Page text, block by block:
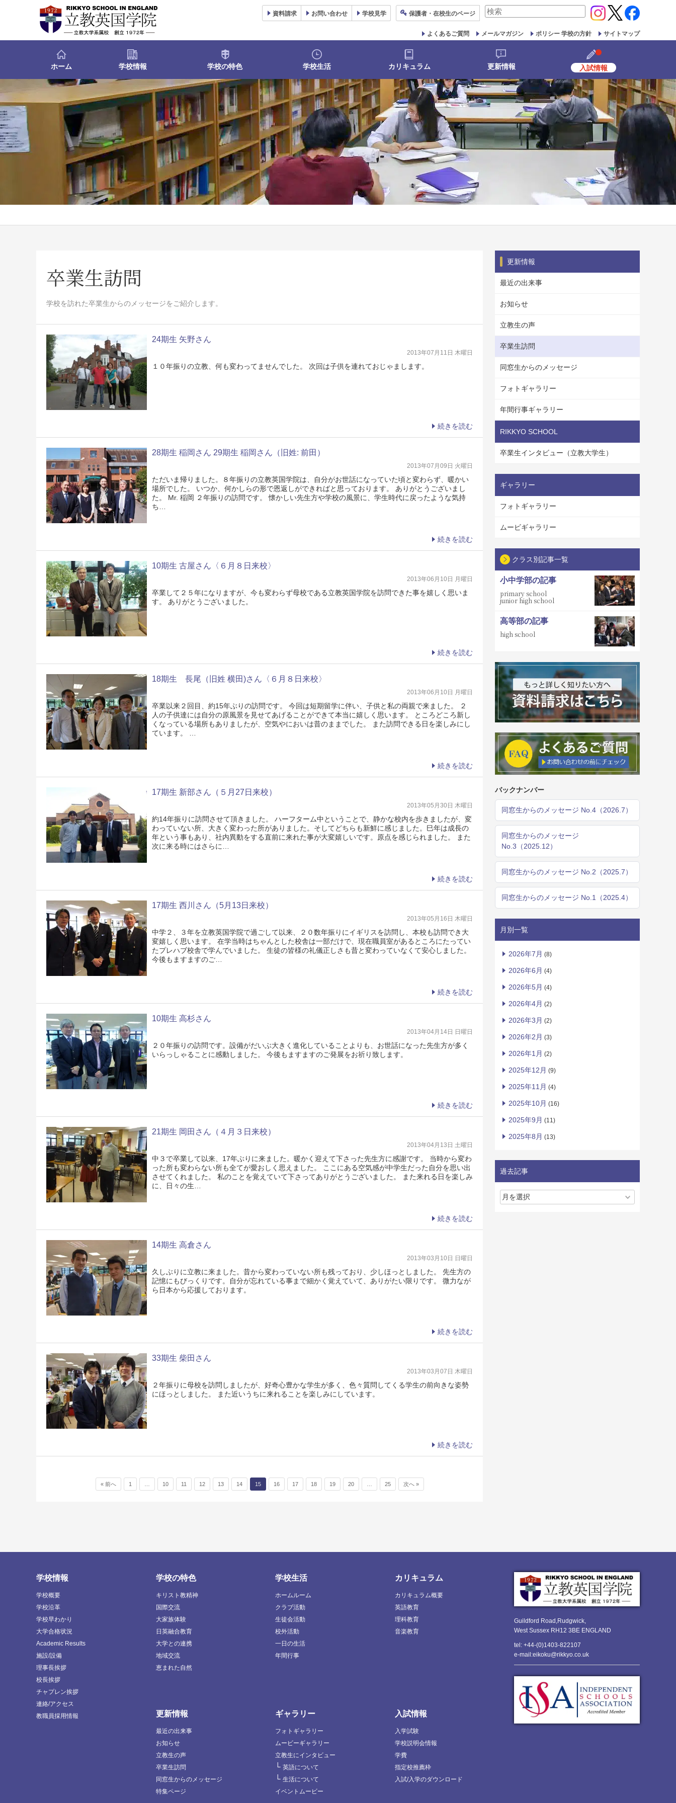
資料請求 お問い合わせ 学校見学 保護者 ・在校生のページ
検
対
象:
よくあるご質問 メールマガジン ポリシー 学校の方針 サイトマップ
ホーム 学校情報 学校の特色 学校生活 カリキュラム 更新情報 入試情報
卒業生訪問
学校を訪れた卒業生からのメッセージをご紹介します。
24期生 矢野さん
2013年07月11日 木曜日
１０年振りの立教、何も変わってませんでした。 次回は子供を連れておじゃまします。
続きを読む
28期生 稲岡さん 29期生 稲岡さん（旧姓: 前田）
2013年07月09日 火曜日
ただいま帰りました。８年振りの立教英国学院は、自分がお世話になっていた頃と変わらず、暖かい
場所でした。 いつか、何かしらの形で恩返しができればと思っております。 ありがとうございまし
た。 Mr. 稲岡 ２年振りの訪問です。 懐かしい先生方や学校の風景に、学生時代に戻ったような気持
ち…
続きを読む
10期生 古屋さん〈６月８日来校〉
2013年06月10日 月曜日
卒業して２５年になりますが、今も変わらず母校である立教英国学院を訪問できた事を嬉しく思いま
す。 ありがとうございました。
続きを読む
18期生 長尾（旧姓 横田)さん〈６月８日来校〉
2013年06月10日 月曜日
卒業以来２回目、約15年ぶりの訪問です。 今回は短期留学に伴い、子供と私の両親で来ました。 ２
人の子供達には自分の原風景を見せてあげることができて本当に嬉しく思います。 ところどころ新し
くなっている場所もありましたが、空気やにおいは昔のままでした。 また訪問できる日を楽しみにし
ています。 …
続きを読む
17期生 新部さん（５月27日来校）
2013年05月30日 木曜日
約14年振りに訪問させて頂きました。 ハーフターム中ということで、静かな校内を歩きましたが、変
わっていない所、大きく変わった所がありました。そしてどちらも新鮮に感じました。巳年は成長の
年という事もあり、社内異動をする直前に来れた事が大変嬉しいです。原点を感じられました。 また
次に来る時にはさらに…
続きを読む
17期生 西川さん（5月13日来校）
2013年05月16日 木曜日
中学２、３年を立教英国学院で過ごして以来、２０数年振りにイギリスを訪問し、本校も訪問でき大
変嬉しく思います。 在学当時はちゃんとした校舎は一部だけで、現在職員室があるところにたってい
たプレハブ校舎で学んでいました。 生徒の皆様の礼儀正しさも昔と変わっていなくて安心しました。
今後もますますのご…
続きを読む
10期生 高杉さん
2013年04月14日 日曜日
２０年振りの訪問です。設備がだいぶ大きく進化していることよりも、お世話になった先生方が多く
いらっしゃることに感動しました。 今後もますますのご発展をお祈り致します。
続きを読む
21期生 岡田さん（４月３日来校）
2013年04月13日 土曜日
中３で卒業して以来、17年ぶりに来ました。暖かく迎えて下さった先生方に感謝です。 当時から変わ
った所も変わらない所も全てが愛おしく思えました。 ここにある空気感が中学生だった自分を思い出
させてくれました。 私のことを覚えていて下さってありがとうございました。 また来れる日を楽しみ
に、日々の生…
続きを読む
14期生 高倉さん
2013年03月10日 日曜日
久しぶりに立教に来ました。昔から変わっていない所も残っており、少しほっとしました。 先生方の
記憶にもびっくりです。自分が忘れている事まで細かく覚えていて、ありがたい限りです。 微力なが
ら日本から応援しております。
続きを読む
33期生 柴田さん
2013年03月07日 木曜日
２年振りに母校を訪問しましたが、好奇心豊かな学生が多く、色々質問してくる学生の前向きな姿勢
にほっとしました。 また近いうちに来れることを楽しみにしています。
続きを読む
« 前へ 1 10 11 12 13 14 15 16 17 18 19 20 25 次へ »
更新情報
最近の出来事
お知らせ
立教生の声
卒業生訪問
同窓生からのメッセージ
フォトギャラリー
年間行事ギャラリー
RIKKYO SCHOOL
卒業生インタビュー（立教大学生）
ギャラリー
フォトギャラリー
ムービギャラリー
クラス別記事一覧
小中学部の記事
primary school
junior high school
高等部の記事
high school
バックナンバー
同窓生からのメッセージ No.4（2026.7）
同窓生からのメッセージ
No.3（2025.12）
同窓生からのメッセージ No.2（2025.7）
同窓生からのメッセージ No.1（2025.4）
月別一覧
2026年7月 (8)
2026年6月 (4)
2026年5月 (4)
2026年4月 (2)
2026年3月 (2)
2026年2月 (3)
2026年1月 (2)
2025年12月 (9)
2025年11月 (4)
2025年10月 (16)
2025年9月 (11)
2025年8月 (13)
過去記事
Guildford Road,Rudgwick,
West Sussex RH12 3BE ENGLAND
tel: +44-(0)1403-822107
e-mail:eikoku@rikkyo.co.uk
学校情報
学校概要
学校沿革
学校早わかり
大学合格状況
Academic Results
施設/設備
理事長挨拶
校長挨拶
チャプレン挨拶
連絡/アクセス
教職員採用情報
学校の特色
キリスト教精神
国際交流
大家族体験
日英融合教育
大学との連携
地域交流
恵まれた自然
学校生活
ホームルーム
クラブ活動
生徒会活動
校外活動
一日の生活
年間行事
カリキュラム
カリキュラム概要
英語教育
理科教育
音楽教育
更新情報
最近の出来事
お知らせ
立教生の声
卒業生訪問
同窓生からのメッセージ
特集ページ
ギャラリー
フォトギャラリー
ムービーギャラリー
立教生にインタビュー
└ 英語について
└ 生活について
イベントムービー
入試情報
入学試験
学校説明会情報
学費
指定校推薦枠
入試/入学のダウンロード